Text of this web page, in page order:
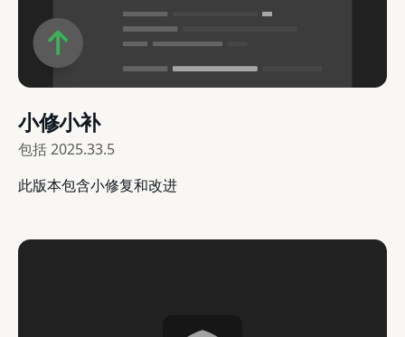
小修小补
包括2025.33.5
此版本包含小修复和改进